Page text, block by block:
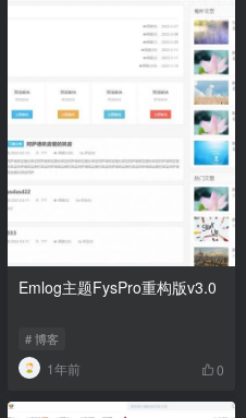
Emlog主题FysPro重构版v3.0
# 博客
1年前 0